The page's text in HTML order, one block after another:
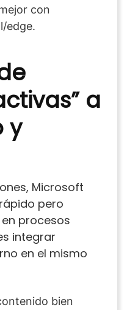
con
edge.
a
y
Microsoft
pero
procesos
integrar
en el mismo
bien